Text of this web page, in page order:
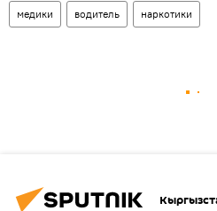
медики водитель наркотики